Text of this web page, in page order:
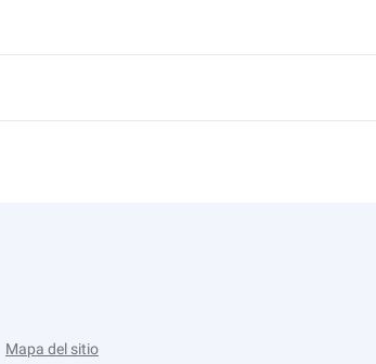
Mapa del sitio